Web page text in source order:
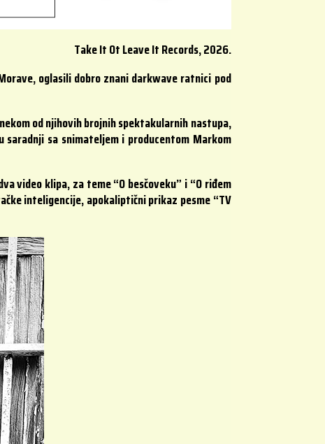
Take It Ot Leave It Records, 2026.
oglasili dobro znani darkwave ratnici pod
od njihovih brojnih spektakularnih nastupa,
sa snimateljem i producentom Markom
video klipa, za teme “O besčoveku” i “O riđem
inteligencije, apokaliptični prikaz pesme “TV